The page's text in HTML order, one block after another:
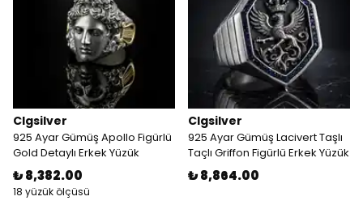
Clgsilver
925 Ayar Gümüş Apollo Figürlü
Gold Detaylı Erkek Yüzük
₺ 8,382.00
18 yüzük ölçüsü
Clgsilver
925 Ayar Gümüş Lacivert Taşlı
Taçlı Griffon Figürlü Erkek Yüzük
₺ 8,864.00